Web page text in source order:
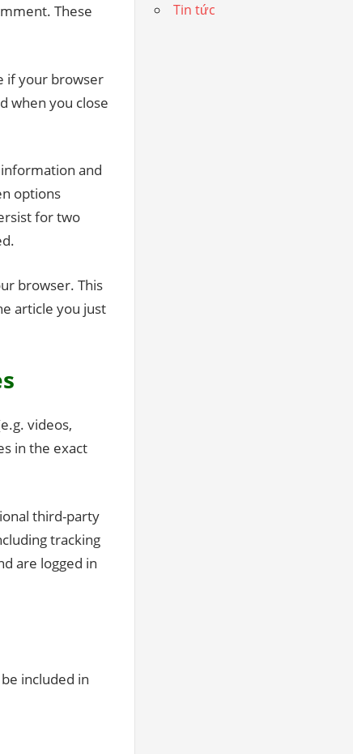
These
if your browser
when you close
and
options
for two
browser. This
article you just
videos,
in the exact
third-party
tracking
are logged in
included in
Tin tức